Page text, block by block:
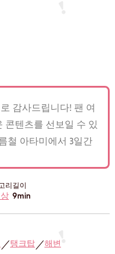
감사드립니다! 팬 여
콘텐츠를 선보일 수 있
철 아타미에서 3일간
리 길이
9min
／탱크탑／해변